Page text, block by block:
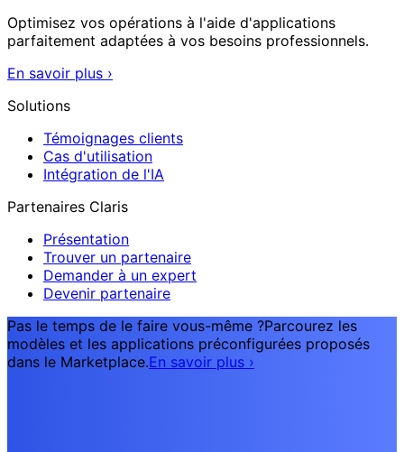
Optimisez vos opérations à l'aide d'applications
parfaitement adaptées à vos besoins professionnels.
En savoir plus ›
Solutions
Témoignages clients
Cas d'utilisation
Intégration de l'IA
Partenaires Claris
Présentation
Trouver un partenaire
Demander à un expert
Devenir partenaire
Pas le temps de le faire vous-même ?Parcourez les
modèles et les applications préconfigurées proposés
dans le Marketplace.En savoir plus ›